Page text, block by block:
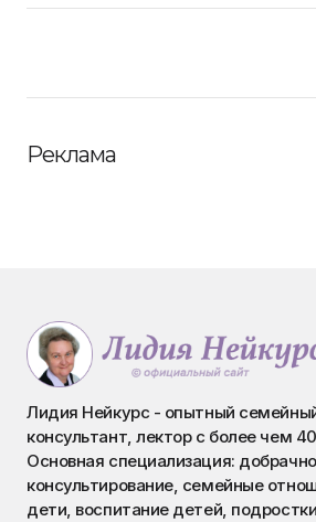
Реклама
Лидия Нейкурс - опытный
консультант, лектор с более чем
Основная специализация:
консультирование, семейные
дети, воспитание детей,